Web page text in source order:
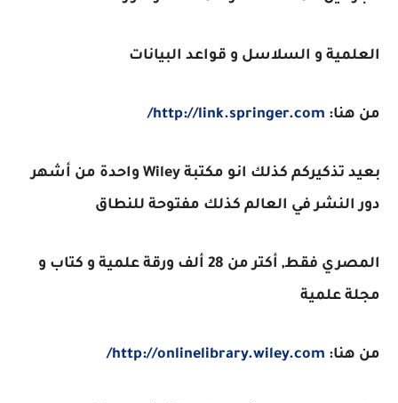
العلمية و السلاسل و قواعد البيانات
من هنا: http://link.springer.com/
بعيد تذكيركم كذلك انو مكتبة Wiley واحدة من أشهر
دور النشر في العالم كذلك مفتوحة للنطاق
المصري فقط, أكتر من 28 ألف ورقة علمية و كتاب و
مجلة علمية
من هنا: http://onlinelibrary.wiley.com/